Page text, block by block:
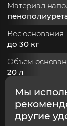
Материал
Вес основания
до 30 кг
Объем
20 л
Диаметр
45 см
Высота
Мы
другие